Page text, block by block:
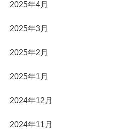
2025年4月
2025年3月
2025年2月
2025年1月
2024年12月
2024年11月